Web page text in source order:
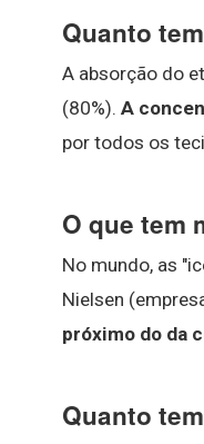
Quanto
A absorção do
(80%). A
por todos os
O que tem
No mundo, as
Nielsen
próximo do da
Quanto